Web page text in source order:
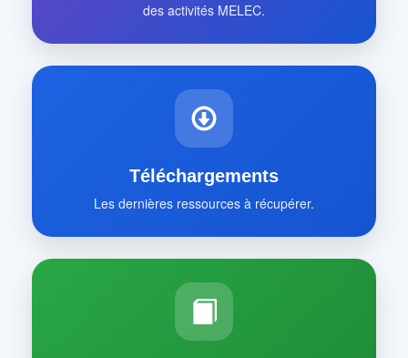
des activités MELEC.
Téléchargements
Les dernières ressources à récupérer.